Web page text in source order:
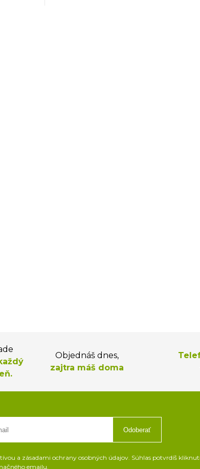
Objednáš dnes,
zajtra máš doma
Odoberať
a zásadami ochrany osobných údajov. Súhlas potvrdíš
emailu.